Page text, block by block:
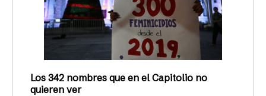
Los 342 nombres que en el Capitolio no
quieren ver